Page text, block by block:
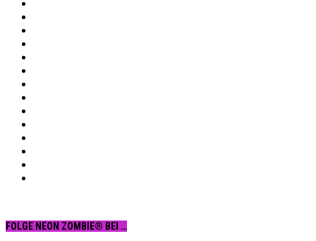
FOLGE NEON ZOMBIE® BEI …